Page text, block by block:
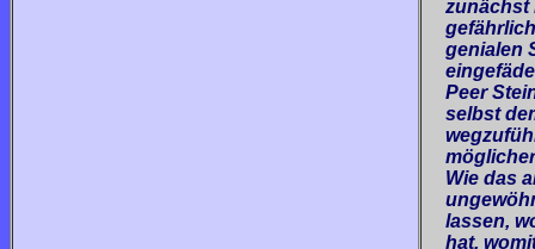
zunächst
genialen
Peer
selbst
Wie das
lassen,
hat,